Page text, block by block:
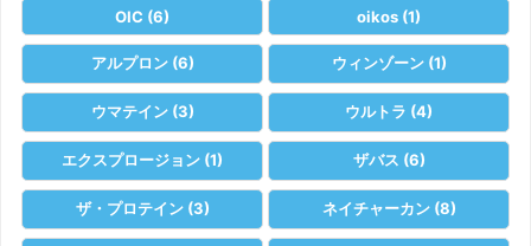
OIC (6) oikos (1)
アルプロン(6) ウィンゾーン(1)
ウマテイン(3) ウルトラ (4)
エクスプロージョン (1) ザバス (6)
ザ・プロテイン(3) ネイチャーカン(8)